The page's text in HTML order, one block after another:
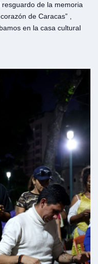
de la memoria
de Caracas” ,
en la casa cultural